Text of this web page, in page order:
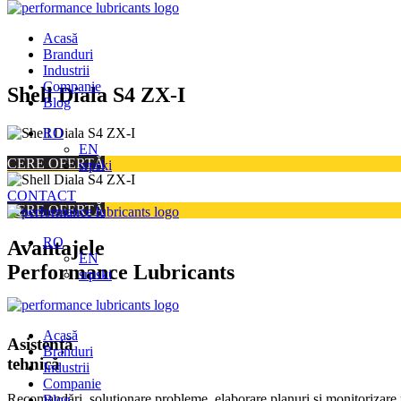
Skip
to
content
Acasă
Branduri
Industrii
Companie
Blog
RO
EN
srpski
CONTACT
RO
EN
srpski
Acasă
Branduri
Industrii
Companie
Shell Diala S4 ZX-I
CERE OFERTĂ
CERE OFERTĂ
Avantajele
Performance Lubricants
Asistență
tehnică